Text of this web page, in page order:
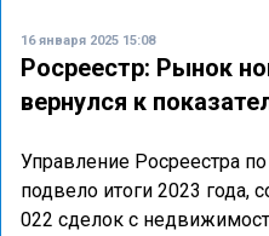
16 января 2025 15:08
Росреестр: Рынок
вернулся к
Управление Росреестра
подвело итоги 2023 года,
022 сделок с